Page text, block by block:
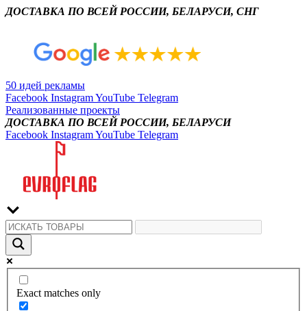
ДОСТАВКА ПО ВСЕЙ РОССИИ, БЕЛАРУСИ, СНГ
50 идей рекламы
Facebook InstagramYouTube Telegram
Реализованные проекты
ДОСТАВКА ПО ВСЕЙ РОССИИ, БЕЛАРУСИ
Facebook InstagramYouTube Telegram
Exact matches only